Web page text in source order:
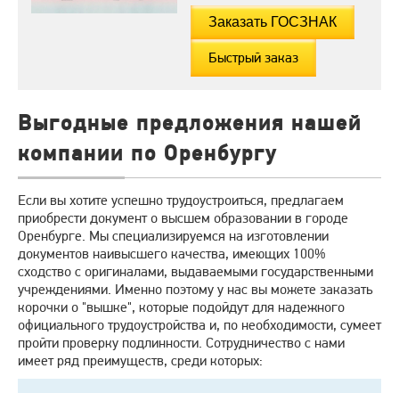
Быстрый заказ
Выгодные предложения нашей
компании по Оренбургу
Если вы хотите успешно трудоустроиться, предлагаем
приобрести документ о высшем образовании в городе
Оренбурге. Мы специализируемся на изготовлении
документов наивысшего качества, имеющих 100%
сходство с оригиналами, выдаваемыми государственными
учреждениями. Именно поэтому у нас вы можете заказать
корочки о "вышке", которые подойдут для надежного
официального трудоустройства и, по необходимости, сумеет
пройти проверку подлинности. Сотрудничество с нами
имеет ряд преимуществ, среди которых: